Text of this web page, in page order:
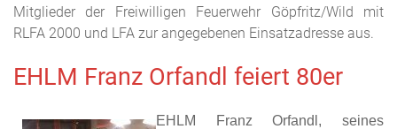
Mitglieder der Freiwilligen Feuerwehr Göpfritz/Wild mit
RLFA 2000 und LFA zur angegebenen Einsatzadresse aus.
EHLM Franz Orfandl feiert 80er
EHLM Franz Orfandl, seines